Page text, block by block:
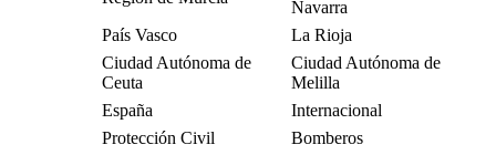
Navarra
País Vasco
La Rioja
Ciudad Autónoma de
Ceuta
Ciudad Autónoma de
Melilla
España
Internacional
Protección Civil
Bomberos